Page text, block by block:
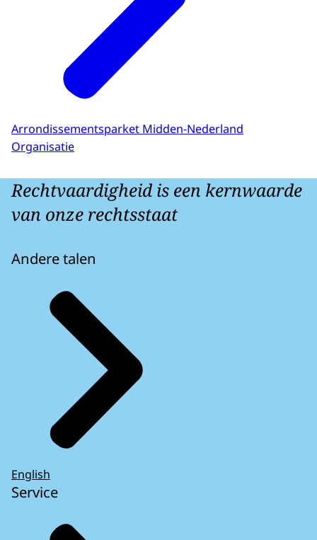
Arrondissementsparket Midden-Nederland
Organisatie
Rechtvaardigheid is een kernwaarde
van onze rechtsstaat
Andere talen
English
Service